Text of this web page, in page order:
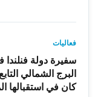
فعاليات
سفيرة دولة فنلندا
البرج الشمالي
كان في استقبالها